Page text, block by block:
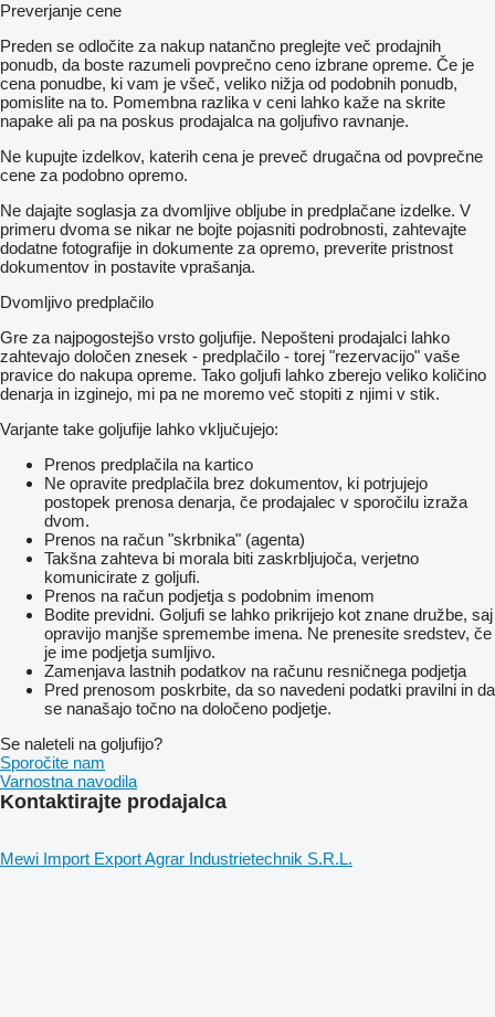
Preverjanje cene
Preden se odločite za nakup natančno preglejte več prodajnih
ponudb, da boste razumeli povprečno ceno izbrane opreme. Če je
cena ponudbe, ki vam je všeč, veliko nižja od podobnih ponudb,
pomislite na to. Pomembna razlika v ceni lahko kaže na skrite
napake ali pa na poskus prodajalca na goljufivo ravnanje.
Ne kupujte izdelkov, katerih cena je preveč drugačna od povprečne
cene za podobno opremo.
Ne dajajte soglasja za dvomljive obljube in predplačane izdelke. V
primeru dvoma se nikar ne bojte pojasniti podrobnosti, zahtevajte
dodatne fotografije in dokumente za opremo, preverite pristnost
dokumentov in postavite vprašanja.
Dvomljivo predplačilo
Gre za najpogostejšo vrsto goljufije. Nepošteni prodajalci lahko
zahtevajo določen znesek - predplačilo - torej "rezervacijo" vaše
pravice do nakupa opreme. Tako goljufi lahko zberejo veliko količino
denarja in izginejo, mi pa ne moremo več stopiti z njimi v stik.
Varjante take goljufije lahko vključujejo:
Prenos predplačila na kartico
Ne opravite predplačila brez dokumentov, ki potrjujejo
postopek prenosa denarja, če prodajalec v sporočilu izraža
dvom.
Prenos na račun "skrbnika" (agenta)
Takšna zahteva bi morala biti zaskrbljujoča, verjetno
komunicirate z goljufi.
Prenos na račun podjetja s podobnim imenom
Bodite previdni. Goljufi se lahko prikrijejo kot znane družbe, saj
opravijo manjše spremembe imena. Ne prenesite sredstev, če
je ime podjetja sumljivo.
Zamenjava lastnih podatkov na računu resničnega podjetja
Pred prenosom poskrbite, da so navedeni podatki pravilni in da
se nanašajo točno na določeno podjetje.
Se naleteli na goljufijo?
Sporočite nam
Varnostna navodila
Kontaktirajte prodajalca
Mewi Import Export Agrar Industrietechnik S.R.L.